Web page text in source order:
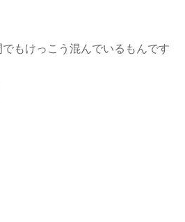
もけっこう混んでいるもんです